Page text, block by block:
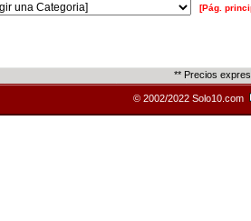
[Pág.
** Precios
© 2002/2022 Solo10.com